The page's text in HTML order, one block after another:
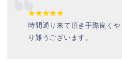
★★★★★
時間通り来て頂き手際良く
り難うございます。